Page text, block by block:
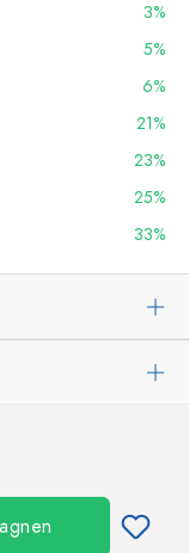
3%
5%
6%
21%
23%
25%
33%